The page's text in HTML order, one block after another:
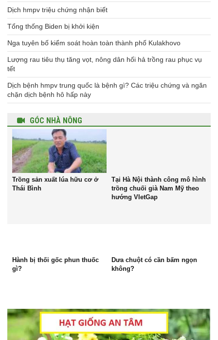
Dịch hmpv triệu chứng nhận biết
Tổng thống Biden bị khởi kiện
Nga tuyên bố kiểm soát hoàn toàn thành phố Kulakhovo
Lượng rau tiêu thụ tăng vọt, nông dân hối hả trồng rau phục vụ
tết
Dịch bệnh hmpv trung quốc là bệnh gì? Các triệu chứng và ngăn
chặn dịch bệnh hô hấp này
GÓC NHÀ NÔNG
Trồng sản xuất lúa hữu cơ ở
Thái Bình
Tại Hà Nội thành công mô hình
trồng chuối già Nam Mỹ theo
hướng VIetGap
Hành bị thối gốc phun thuốc
gì?
Dưa chuột có cần bấm ngọn
không?